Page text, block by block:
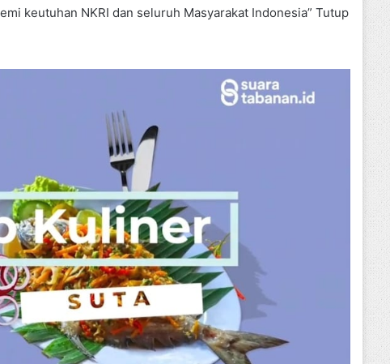
keutuhan NKRI dan seluruh Masyarakat Indonesia” Tutup